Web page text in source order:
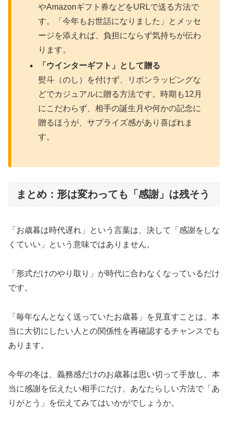
やAmazonギフト券などをURLで送る方法で
す。「今年もお世話になりました」とメッセ
ージを添えれば、負担にならず気持ちが伝わ
ります。
「ウインターギフト」として贈る
熨斗（のし）を付けず、リボンラッピングな
どでカジュアルに贈る方法です。時期も12月
にこだわらず、相手の誕生月や何かの記念に
贈るほうが、サプライズ感があり喜ばれま
す。
まとめ：形は変わっても「感謝」は残そう
「お歳暮は時代遅れ」という言葉は、決して「感謝をしな
くていい」という意味ではありません。
「形式だけのやり取り」が時代に合わなくなっているだけ
です。
「毎年なんとなく送っていたお歳暮」を見直すことは、本
当に大切にしたい人との関係性を再確認するチャンスでも
あります。
今年の冬は、義務感だけのお歳暮は思い切って手放し、本
当に感謝を伝えたい相手にだけ、あなたらしい方法で「あ
りがとう」を伝えてみてはいかがでしょうか。